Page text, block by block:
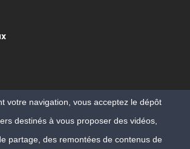
Copyright Vitaleforme
votre navigation, vous acceptez le dépôt
destinés à vous proposer des vidéos,
partage, des remontées de contenus de